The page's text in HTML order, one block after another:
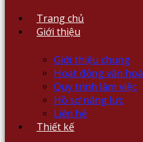
Trang chủ
Giới thiệu
Giới thiệu chung
Hoạt động văn hoá
Quy trình làm việc
Hồ sơ năng lực
Liên hệ
Thiết kế